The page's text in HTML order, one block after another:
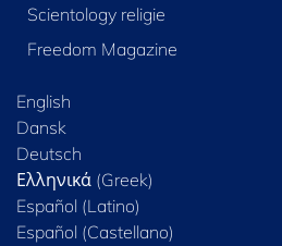
Scientology religie
Freedom Magazine
English
Dansk
Deutsch
Ελληνικά (Greek)
Español (Latino)
Español (Castellano)